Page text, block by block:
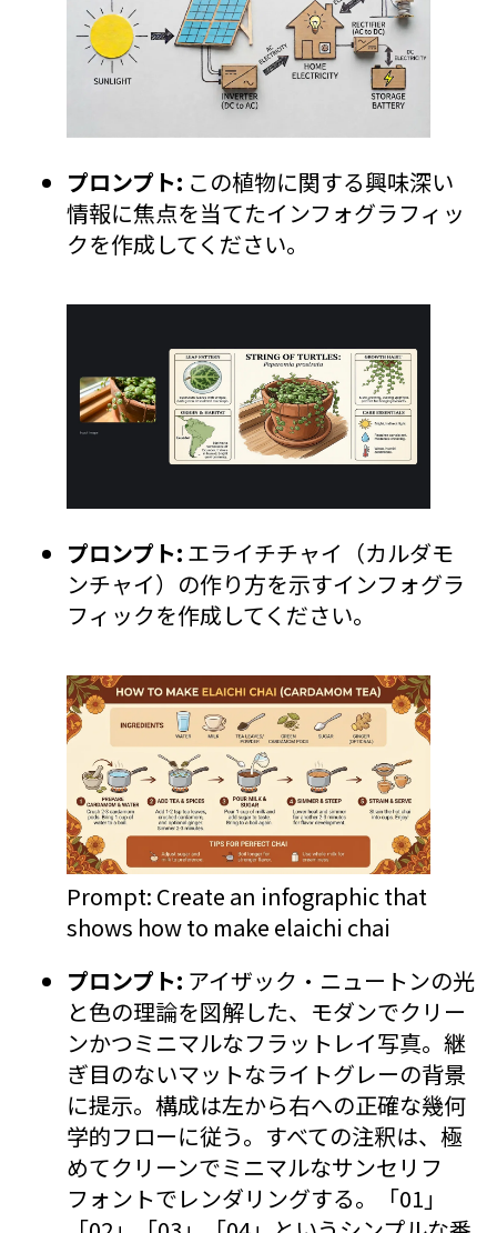
プロンプト: この植物に関する興味深い
情報に焦点を当てたインフォグラフィッ
クを作成してください。
プロンプト: エライチチャイ（カルダモ
ンチャイ）の作り方を示すインフォグラ
フィックを作成してください。
Prompt: Create an infographic that
shows how to make elaichi chai
プロンプト: アイザック・ニュートンの光
と色の理論を図解した、モダンでクリー
ンかつミニマルなフラットレイ写真。継
ぎ目のないマットなライトグレーの背景
に提示。構成は左から右への正確な幾何
学的フローに従う。すべての注釈は、極
めてクリーンでミニマルなサンセリフ
フォントでレンダリングする。「01」